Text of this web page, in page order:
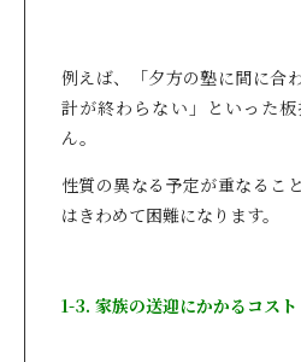
例えば、「夕方の塾に間に合
計が終わらない」といった
ん。
性質の異なる予定が重なるこ
はきわめて困難になります。
1-3. 家族の送迎にかかるコスト